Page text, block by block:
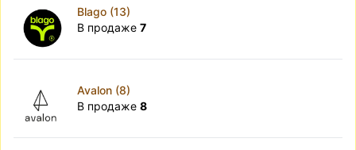
Blago (13)
В продаже 7
Avalon (8)
В продаже 8